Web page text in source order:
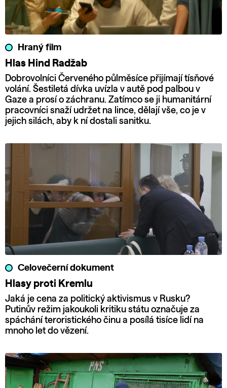
Hraný film
Hlas Hind Radžab
Dobrovolníci Červeného půlměsíce přijímají tísňové
volání. Šestiletá dívka uvízla v autě pod palbou v
Gaze a prosí o záchranu. Zatímco se ji humanitární
pracovníci snaží udržet na lince, dělají vše, co je v
jejich silách, aby k ní dostali sanitku.
Celovečerní dokument
Hlasy proti Kremlu
Jaká je cena za politický aktivismus v Rusku?
Putinův režim jakoukoli kritiku státu označuje za
spáchání teroristického činu a posílá tisíce lidí na
mnoho let do vězení.